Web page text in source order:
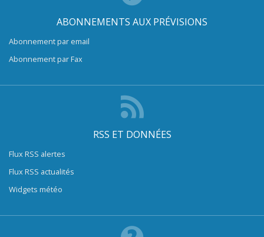
ABONNEMENTS AUX PRÉVISIONS
Abonnement par email
Abonnement par Fax
RSS ET DONNÉES
Flux RSS alertes
Flux RSS actualités
Widgets météo